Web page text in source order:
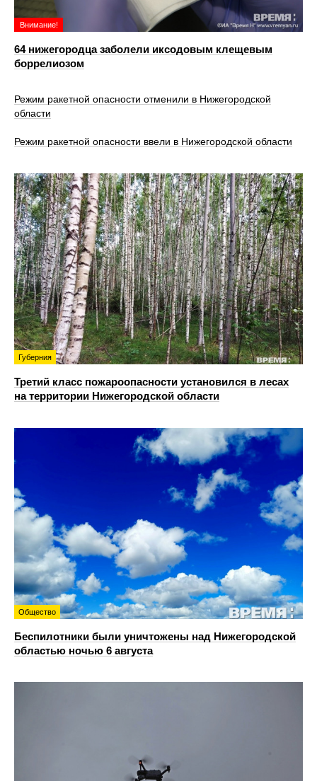
Внимание!
64 нижегородца заболели иксодовым клещевым
боррелиозом
Режим ракетной опасности отменили в Нижегородской
области
Режим ракетной опасности ввели в Нижегородской области
Губерния
Третий класс пожароопасности установился в лесах
на территории Нижегородской области
Общество
Беспилотники были уничтожены над Нижегородской
областью ночью 6 августа